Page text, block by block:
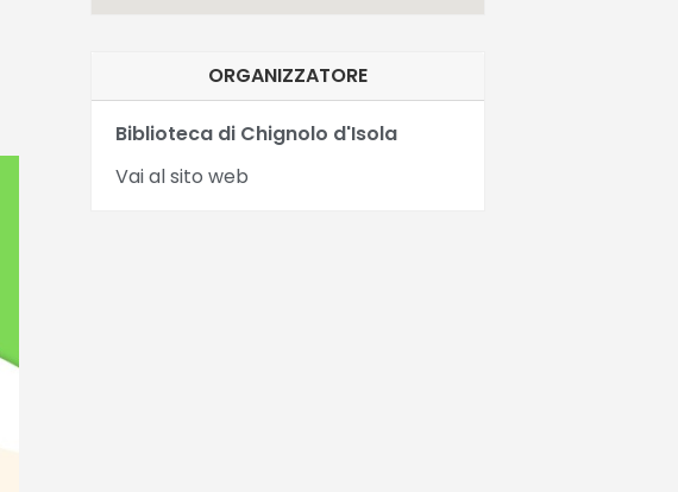
ORGANIZZATORE
Biblioteca di Chignolo d'Isola
Vai al sito web